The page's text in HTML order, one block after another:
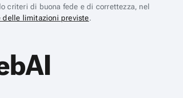
criteri di buona fede e di correttezza, nel
delle limitazioni previste.